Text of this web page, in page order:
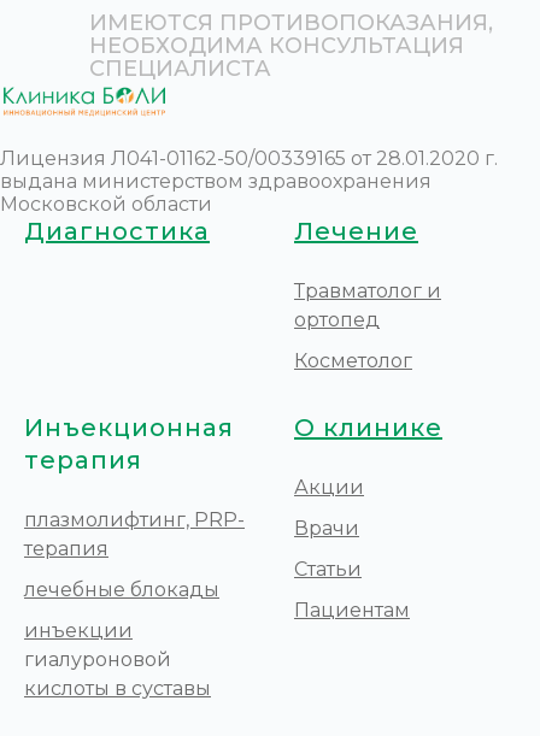
ИМЕЮТСЯ ПРОТИВОПОКАЗАНИЯ,
НЕОБХОДИМА КОНСУЛЬТАЦИЯ
СПЕЦИАЛИСТА
Лицензия Л041-01162-50/00339165 от 28.01.2020 г.
выдана министерством здравоохранения
Московской области
Диагностика Лечение
Травматолог и
ортопед
Косметолог
Инъекционная
терапия
плазмолифтинг, PRP-
терапия
лечебные блокады
инъекции
гиалуроновой
кислоты в суставы
О клинике
Акции
Врачи
Статьи
Пациентам